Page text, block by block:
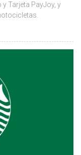
y Tarjeta PayJoy, y